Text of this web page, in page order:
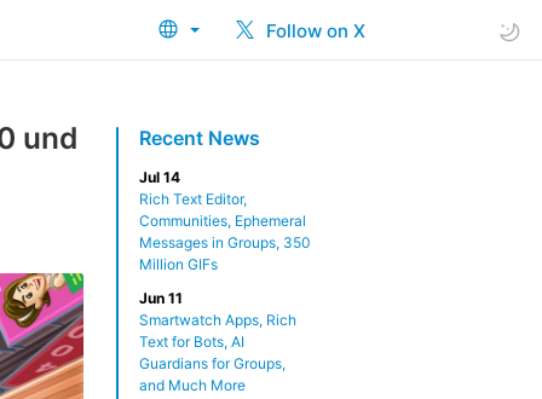
Follow on X
Recent News
Jul 14
Rich Text Editor,
Communities, Ephemeral
Messages in Groups, 350
Million GIFs
Jun 11
Smartwatch Apps, Rich
Text for Bots, AI
Guardians for Groups,
and Much More
und